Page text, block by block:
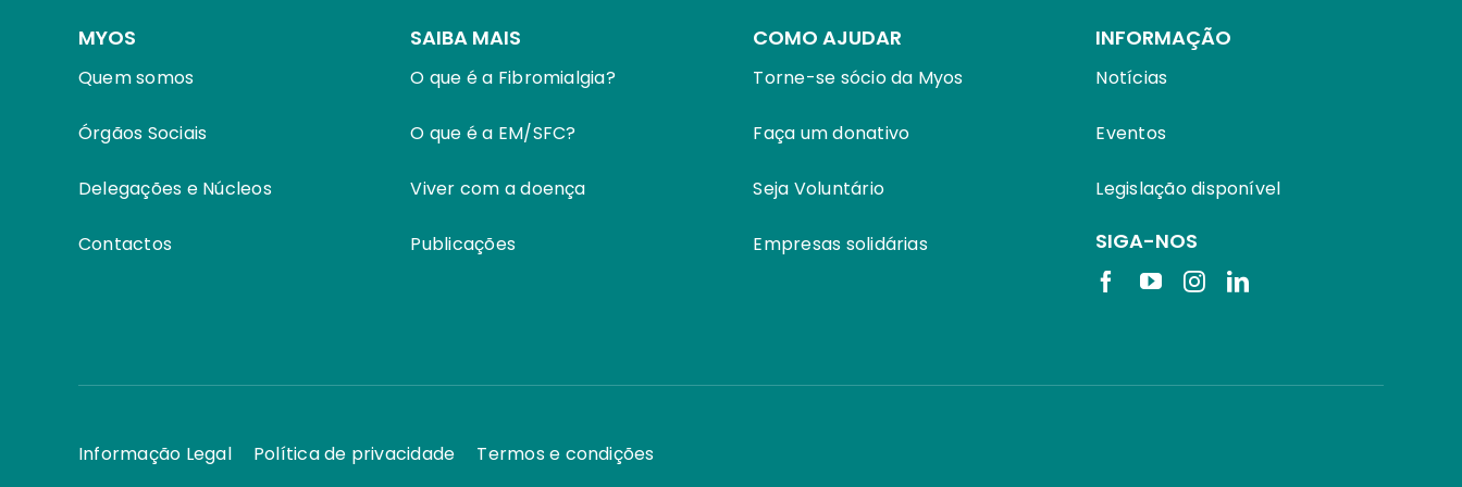
MYOS
Quem somos
Órgãos Sociais
Delegações e Núcleos
Contactos
SAIBA MAIS
O que é a Fibromialgia?
O que é a EM/SFC?
Viver com a doença
Publicações
COMO AJUDAR
Torne-se sócio da Myos
Faça um donativo
Seja Voluntário
Empresas solidárias
INFORMAÇÃO
Notícias
Eventos
Legislação disponível
SIGA-NOS
Informação Legal Política de privacidade Termos e condições